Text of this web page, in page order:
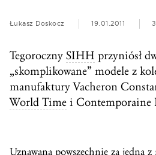
Łukasz Doskocz 19.01.2011
Tegoroczny SIHH przyniósł
„skomplikowane” modele z
manufaktury Vacheron
World Time i Contemporaine
Uznawana powszechnie za jedną